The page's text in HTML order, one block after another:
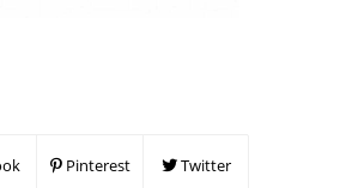
Pinterest Twitter